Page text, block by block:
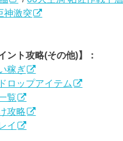
神激突
ント攻略(その他)】：
稼ぎ
ロップアイテム
覧
攻略
イ